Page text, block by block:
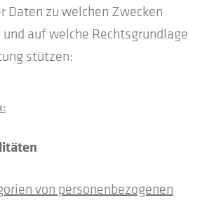
Daten zu welchen Zwecken
auf welche Rechtsgrundlage
stützen:
von personenbezogenen